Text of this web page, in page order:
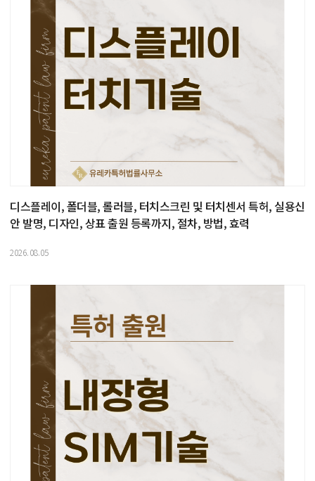
디스플레이, 폴더블, 롤러블, 터치스크린 및 터치센서 특허, 실용신
안 발명, 디자인, 상표 출원 등록까지, 절차, 방법, 효력
2026.08.05